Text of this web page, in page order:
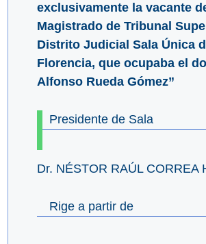
exclusivamente la vacante
Magistrado de Tribunal
Distrito Judicial Sala Única
Florencia, que ocupaba el
Alfonso Rueda Gómez”
Presidente de Sala
Dr. NÉSTOR RAÚL CORREA
Rige a partir de